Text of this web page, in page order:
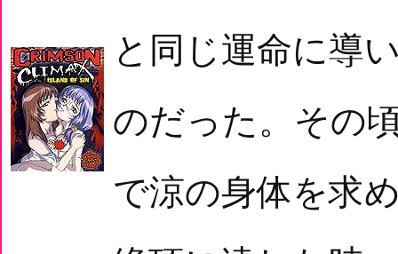
と同じ運命に導
のだった。その
で涼の身体を求